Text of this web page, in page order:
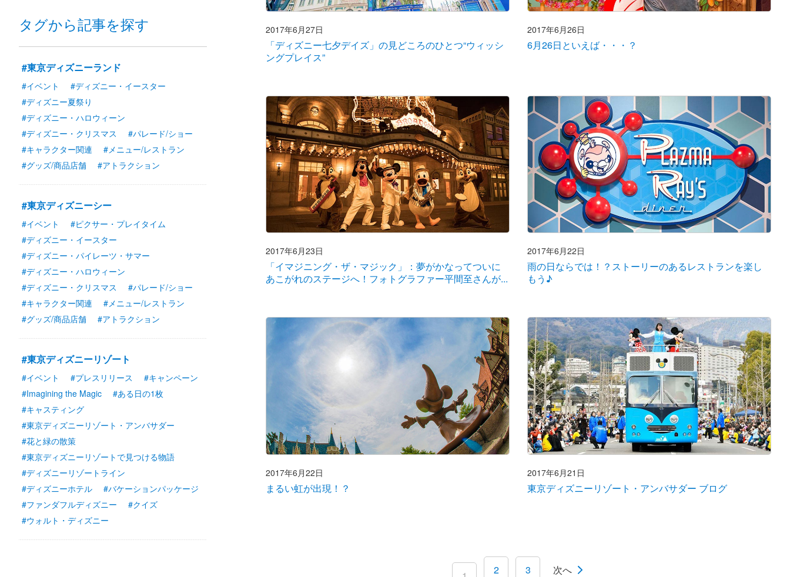
2017年6月27日
「ディズニー七夕デイズ」の見どころのひとつ“ウィッシ
ングプレイス”
2017年6月26日
6月26日といえば・・・？
2017年6月23日
「イマジニング・ザ・マジック」：夢がかなってついに
あこがれのステージへ！フォトグラファー平間至さんが...
2017年6月22日
雨の日ならでは！？ストーリーのあるレストランを楽し
もう♪
2017年6月22日
まるい虹が出現！？
2017年6月21日
東京ディズニーリゾート・アンバサダー ブログ
2 3 次へ
タグから記事を探す
#東京ディズニーランド
#イベント
#ディズニー・イースター
#ディズニー夏祭り
#ディズニー・ハロウィーン
#ディズニー・クリスマス
#パレード/ショー
#キャラクター関連
#メニュー/レストラン
#グッズ/商品店舗
#アトラクション
#東京ディズニーシー
#イベント
#ピクサー・プレイタイム
#ディズニー・イースター
#ディズニー・パイレーツ・サマー
#ディズニー・ハロウィーン
#ディズニー・クリスマス
#パレード/ショー
#キャラクター関連
#メニュー/レストラン
#グッズ/商品店舗
#アトラクション
#東京ディズニーリゾート
#イベント #プレスリリース
#キャンペーン
#Imagining the Magic
#ある日の1枚
#キャスティング
#東京ディズニーリゾート・アンバサダー
#花と緑の散策
#東京ディズニーリゾートで見つける物語
#ディズニーリゾートライン
#ディズニーホテル
#バケーションパッケージ
#ファンダフルディズニー
#クイズ
#ウォルト・ディズニー